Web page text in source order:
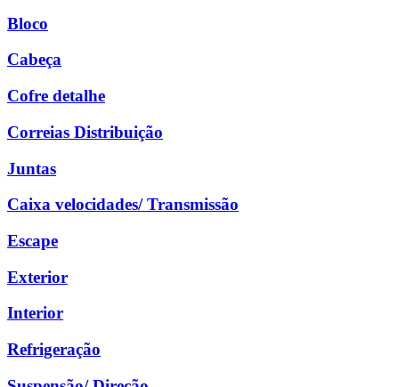
Bloco
Cabeça
Cofre detalhe
Correias Distribuição
Juntas
Caixa velocidades/ Transmissão
Escape
Exterior
Interior
Refrigeração